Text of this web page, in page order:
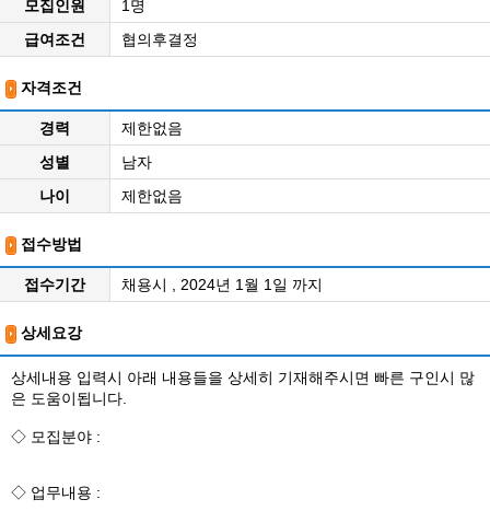
모집인원
1명
급여조건
협의후결정
자격조건
경력
제한없음
성별
남자
나이
제한없음
접수방법
접수기간 채용시 , 2024년 1월 1일 까지
상세요강
상세내용 입력시 아래 내용들을 상세히 기재해주시면 빠른 구인시 많
은 도움이됩니다.
◇ 모집분야 :
◇ 업무내용 :